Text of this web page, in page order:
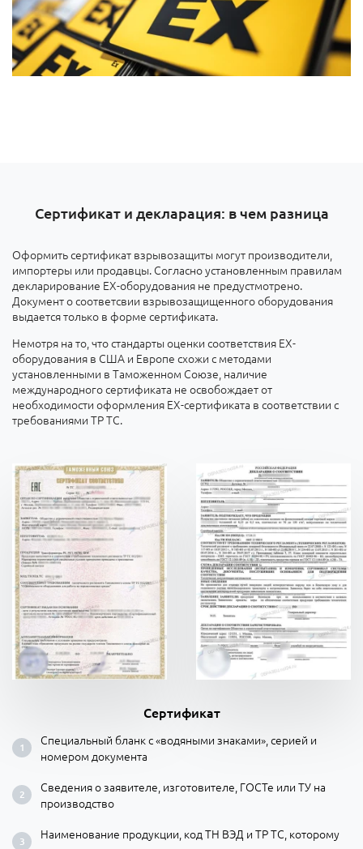
Сертификат и декларация: в чем разница
Оформить сертификат взрывозащиты могут производители,
импортеры или продавцы. Согласно установленным правилам
декларирование ЕХ-оборудования не предустмотрено.
Документ о соответсвии взрывозащищенного оборудования
выдается только в форме сертификата.
Немотря на то, что стандарты оценки соответствия ЕХ-
оборудования в США и Европе схожи с методами
установленными в Таможенном Союзе, наличие
международного сертификата не освобождает от
необходимости оформления ЕХ-сертификата в соответствии с
требованиями ТР ТС.
Сертификат
Специальный бланк с «водяными знаками», серией и
номером документа
Сведения о заявителе, изготовителе, ГОСТе или ТУ на
производство
Наименование продукции, код ТН ВЭД и ТР ТС, которому